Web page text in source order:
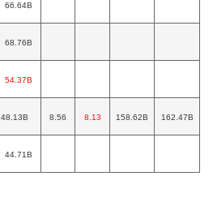
66.64B
68.76B
54.37B
48.13B 8.56 8.13 158.62B 162.47B
44.71B